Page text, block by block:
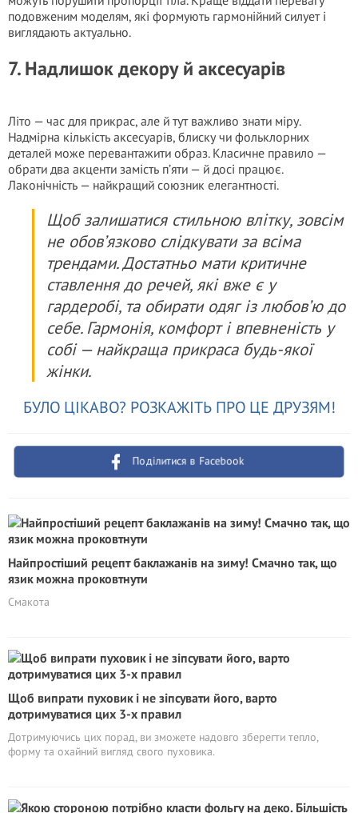
подовженим моделям, які формують гармонійний силует і
виглядають актуально.
7. Надлишок декору й аксесуарів
Літо — час для прикрас, але й тут важливо знати міру.
Надмірна кількість аксесуарів, блиску чи фольклорних
деталей може перевантажити образ. Класичне правило —
обрати два акценти замість п’яти — й досі працює.
Лаконічність — найкращий союзник елегантності.
Щоб залишатися стильною влітку, зовсім
не обов’язково слідкувати за всіма
трендами. Достатньо мати критичне
ставлення до речей, які вже є у
гардеробі, та обирати одяг із любов’ю до
себе. Гармонія, комфорт і впевненість у
собі — найкраща прикраса будь-якої
жінки.
БУЛО ЦІКАВО? РОЗКАЖІТЬ ПРО ЦЕ ДРУЗЯМ!
Поділитися в Facebook
Найпростіший рецепт баклажанів на зиму! Смачно так, що
язик можна проковтнути
Смакота
Щоб випрати пуховик і не зіпсувати його, варто
дотримуватися цих 3-х правил
Дотримуючись цих порад, ви зможете надовго зберегти тепло,
форму та охайний вигляд свого пуховика.